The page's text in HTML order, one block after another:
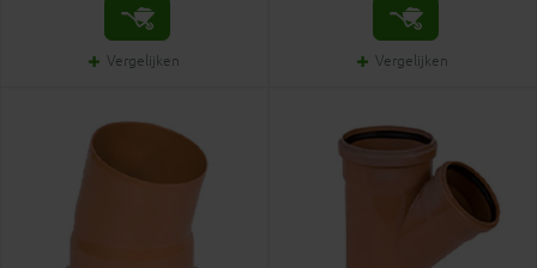
Vergelijken Vergelijken